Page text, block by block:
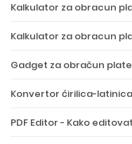
Kalkulator za obracun
Kalkulator za obracun
Gadget za obračun
Konvertor ćirilica-latinica
PDF Editor - Kako